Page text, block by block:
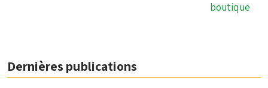
boutique
Dernières publications